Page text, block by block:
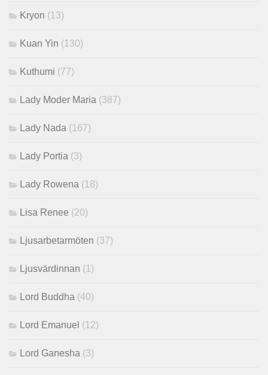
Kryon (13)
Kuan Yin (130)
Kuthumi (77)
Lady Moder Maria (387)
Lady Nada (167)
Lady Portia (3)
Lady Rowena (18)
Lisa Renee (20)
Ljusarbetarmöten (37)
Ljusvärdinnan (1)
Lord Buddha (40)
Lord Emanuel (12)
Lord Ganesha (3)